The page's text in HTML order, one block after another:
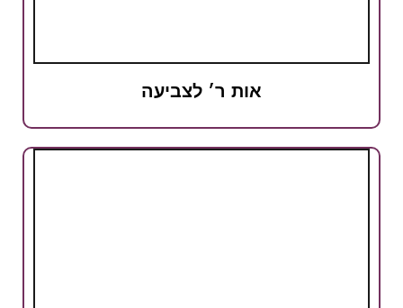
אות ר׳ לצביעה